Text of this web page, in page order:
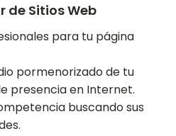
de Sitios Web
para tu página
pormenorizado de tu
presencia en Internet.
buscando sus